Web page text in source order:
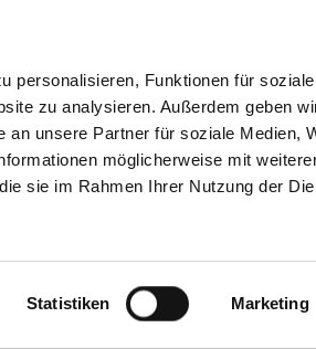
personalisieren, Funktionen für
zu analysieren. Außerdem geben
unsere Partner für soziale Medien,
möglicherweise mit
sie im Rahmen Ihrer Nutzung der
Statistiken Marketing
GRUPPE